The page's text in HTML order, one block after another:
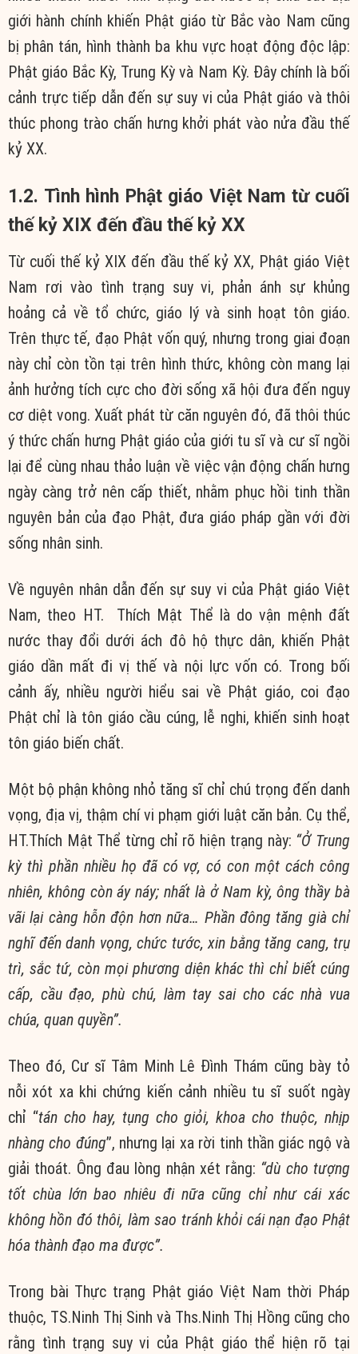
giới hành chính khiến Phật giáo từ Bắc vào Nam cũng
bị phân tán, hình thành ba khu vực hoạt động độc lập:
Phật giáo Bắc Kỳ, Trung Kỳ và Nam Kỳ. Đây chính là bối
cảnh trực tiếp dẫn đến sự suy vi của Phật giáo và thôi
thúc phong trào chấn hưng khởi phát vào nửa đầu thế
kỷ XX.
1.2. Tình hình Phật giáo Việt Nam từ cuối
thế kỷ XIX đến đầu thế kỷ XX
Từ cuối thế kỷ XIX đến đầu thế kỷ XX, Phật giáo Việt
Nam rơi vào tình trạng suy vi, phản ánh sự khủng
hoảng cả về tổ chức, giáo lý và sinh hoạt tôn giáo.
Trên thực tế, đạo Phật vốn quý, nhưng trong giai đoạn
này chỉ còn tồn tại trên hình thức, không còn mang lại
ảnh hưởng tích cực cho đời sống xã hội đưa đến nguy
cơ diệt vong. Xuất phát từ căn nguyên đó, đã thôi thúc
ý thức chấn hưng Phật giáo của giới tu sĩ và cư sĩ ngồi
lại để cùng nhau thảo luận về việc vận động chấn hưng
ngày càng trở nên cấp thiết, nhằm phục hồi tinh thần
nguyên bản của đạo Phật, đưa giáo pháp gần với đời
sống nhân sinh.
Về nguyên nhân dẫn đến sự suy vi của Phật giáo Việt
Nam, theo HT. Thích Mật Thể là do vận mệnh đất
nước thay đổi dưới ách đô hộ thực dân, khiến Phật
giáo dần mất đi vị thế và nội lực vốn có. Trong bối
cảnh ấy, nhiều người hiểu sai về Phật giáo, coi đạo
Phật chỉ là tôn giáo cầu cúng, lễ nghi, khiến sinh hoạt
tôn giáo biến chất.
Một bộ phận không nhỏ tăng sĩ chỉ chú trọng đến danh
vọng, địa vị, thậm chí vi phạm giới luật căn bản. Cụ thể,
HT.Thích Mật Thể từng chỉ rõ hiện trạng này: “Ở Trung
kỳ thì phần nhiều họ đã có vợ, có con một cách công
nhiên, không còn áy náy; nhất là ở Nam kỳ, ông thầy bà
vãi lại càng hỗn độn hơn nữa… Phần đông tăng già chỉ
nghĩ đến danh vọng, chức tước, xin bằng tăng cang, trụ
trì, sắc tứ, còn mọi phương diện khác thì chỉ biết cúng
cấp, cầu đạo, phù chú, làm tay sai cho các nhà vua
chúa, quan quyền”.
Theo đó, Cư sĩ Tâm Minh Lê Đình Thám cũng bày tỏ
nỗi xót xa khi chứng kiến cảnh nhiều tu sĩ suốt ngày
chỉ “tán cho hay, tụng cho giỏi, khoa cho thuộc, nhịp
nhàng cho đúng”, nhưng lại xa rời tinh thần giác ngộ và
giải thoát. Ông đau lòng nhận xét rằng: “dù cho tượng
tốt chùa lớn bao nhiêu đi nữa cũng chỉ như cái xác
không hồn đó thôi, làm sao tránh khỏi cái nạn đạo Phật
hóa thành đạo ma được”.
Trong bài Thực trạng Phật giáo Việt Nam thời Pháp
thuộc, TS.Ninh Thị Sinh và Ths.Ninh Thị Hồng cũng cho
rằng tình trạng suy vi của Phật giáo thể hiện rõ tại